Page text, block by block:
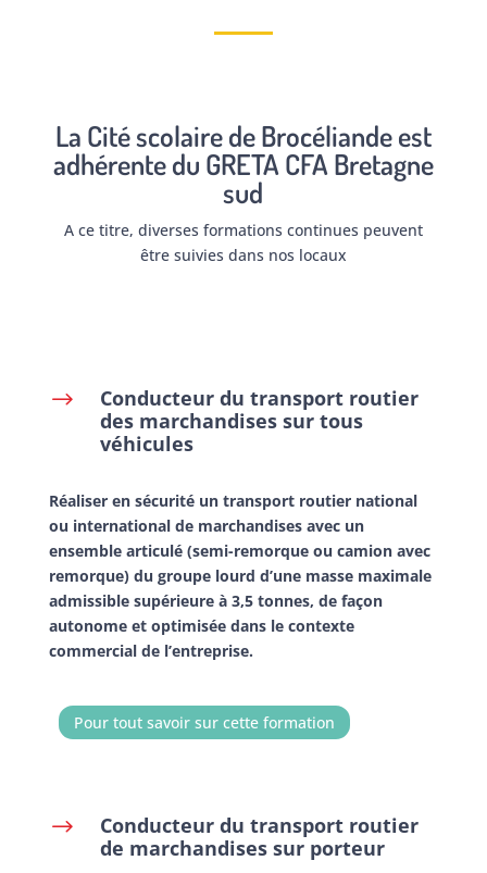
La Cité scolaire de Brocéliande est
adhérente du GRETA CFA Bretagne
sud
A ce titre, diverses formations continues peuvent
être suivies dans nos locaux
$
Conducteur du transport routier
des marchandises sur tous
véhicules
Réaliser en sécurité un transport routier national
ou international de marchandises avec un
ensemble articulé (semi-remorque ou camion avec
remorque) du groupe lourd d’une masse maximale
admissible supérieure à 3,5 tonnes, de façon
autonome et optimisée dans le contexte
commercial de l’entreprise.
Pour tout savoir sur cette formation
$
Conducteur du transport routier
de marchandises sur porteur